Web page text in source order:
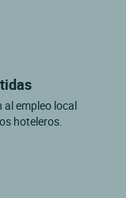
empleo local
hoteleros.